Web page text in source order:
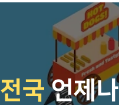
전국언제